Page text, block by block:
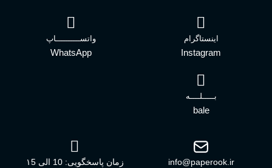
اینستاگرام
Instagram
واتســــــــــاپ
WhatsApp
بـــــلــــه
bale
info@paperook.ir زمان پاسخگویی: 10 الی ۱5